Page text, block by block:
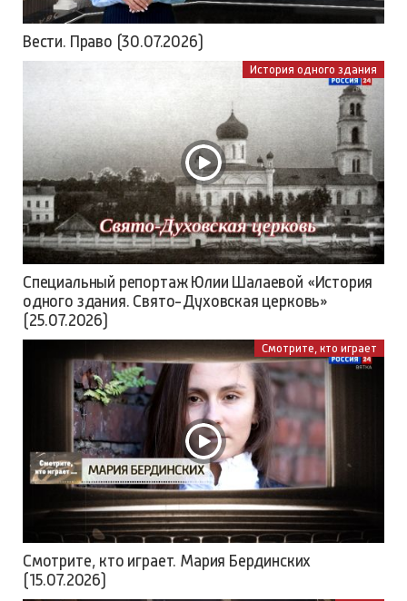
Вести. Право (30.07.2026)
История одного здания
Специальный репортаж Юлии Шалаевой «История
одного здания. Свято-Духовская церковь»
(25.07.2026)
Смотрите, кто играет
Смотрите, кто играет. Мария Бердинских
(15.07.2026)